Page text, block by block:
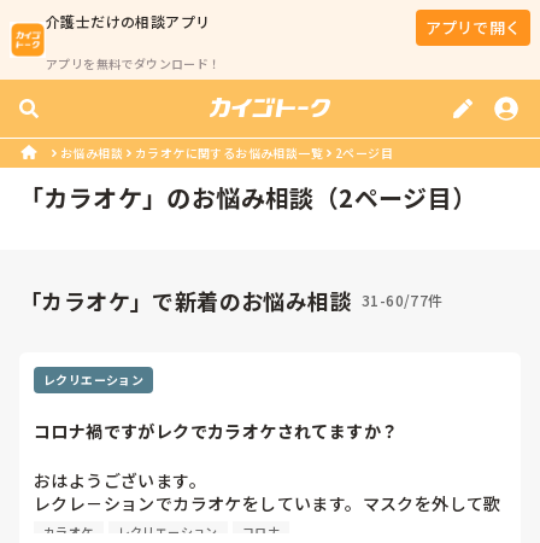
介護士だけの相談アプリ
アプリを無料でダウンロード！
アプリで開く
お悩み相談 カラオケに関するお悩み相談一覧 2ページ目
「カラオケ」のお悩み相談（2ページ目）
「カラオケ」で新着のお悩み相談 31-60/77件
レクリエーション
コロナ禍ですがレクでカラオケされてますか？
おはようございます。
レクレ－ションでカラオケをしています。マスクを外して歌
った後はアルコールでマイクを拭いて次の方へ回してるので
カラオケ レクリエーション コロナ